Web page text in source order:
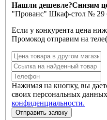
Нашли дешевле?Снизим
"Прованс" Шкаф-стол № 29
Если у конкурента цена
Промокод отправим
Нажимая на кнопку, вы
своих персональных
конфиденциальности.